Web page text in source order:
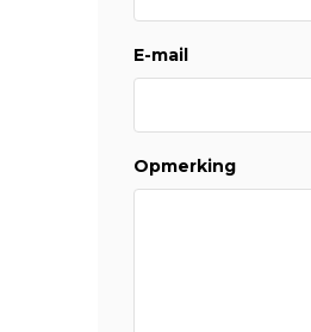
E-mail
Opmerking